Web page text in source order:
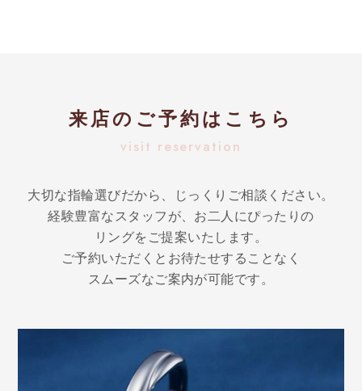
来店のご予約はこちら
visit reservation
大切な指輪選びだから、じっくりご相談ください。
経験豊富なスタッフが、お二人にぴったりの
リングをご提案いたします。
ご予約いただくとお待たせすることなく
スムーズなご案内が可能です。